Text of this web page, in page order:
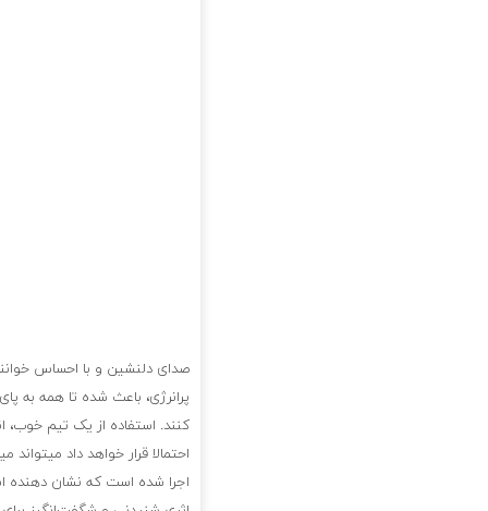
صدای دلنشین و با احساس
پرانرژی، باعث شده تا همه به
کنند. استفاده از یک تیم خوب،
احتمالا قرار خواهد داد
اجرا شده است که نشان دهنده